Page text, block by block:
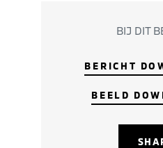
BIJ DIT
BERICHT
BEELD